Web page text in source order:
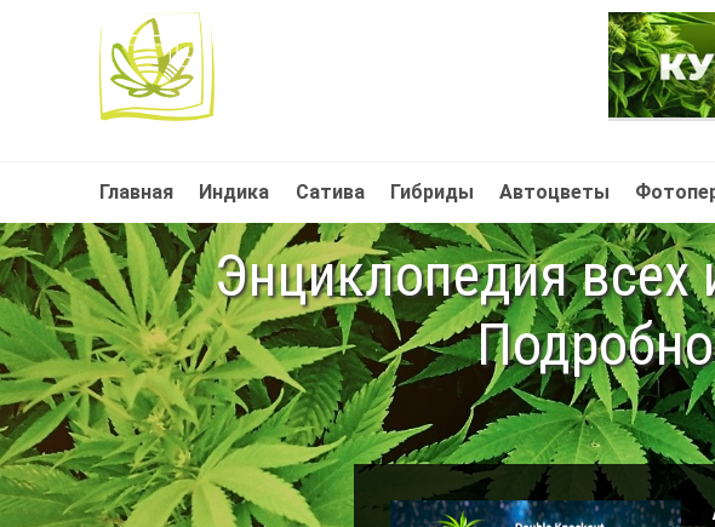
Главная Индика Сатива Гибриды Автоцветы
Энциклопедия всех